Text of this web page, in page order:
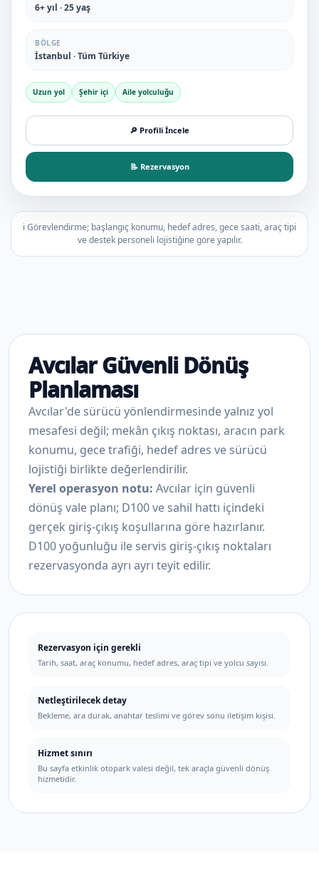
6+ yıl · 25 yaş
BÖLGE
İstanbul · Tüm Türkiye
Uzun yol Şehir içi Aile yolculuğu
🔎 Profili İncele
📝 Rezervasyon
ℹ️ Görevlendirme; başlangıç konumu, hedef adres, gece saati, araç tipi
ve destek personeli lojistiğine göre yapılır.
Avcılar Güvenli Dönüş
Planlaması
Avcılar'de sürücü yönlendirmesinde yalnız yol
mesafesi değil; mekân çıkış noktası, aracın park
konumu, gece trafiği, hedef adres ve sürücü
lojistiği birlikte değerlendirilir.
Yerel operasyon notu: Avcılar için güvenli
dönüş vale planı; D100 ve sahil hattı içindeki
gerçek giriş-çıkış koşullarına göre hazırlanır.
D100 yoğunluğu ile servis giriş-çıkış noktaları
rezervasyonda ayrı ayrı teyit edilir.
Rezervasyon için gerekli
Tarih, saat, araç konumu, hedef adres, araç tipi ve yolcu sayısı.
Netleştirilecek detay
Bekleme, ara durak, anahtar teslimi ve görev sonu iletişim kişisi.
Hizmet sınırı
Bu sayfa etkinlik otopark valesi değil, tek araçla güvenli dönüş
hizmetidir.